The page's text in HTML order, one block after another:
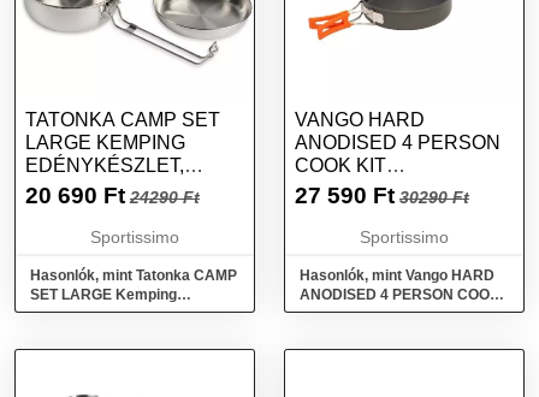
TATONKA CAMP SET
LARGE KEMPING
EDÉNYKÉSZLET,
EZÜST, MÉRET
20 690 Ft 24290 Ft
Sportissimo
Hasonlók, mint Tatonka CAMP
SET LARGE Kemping
edénykészlet, ezüst, méret
VANGO HARD
ANODISED 4 PERSON
COOK KIT
EDÉNYKÉSZLET,
MÉRET
27 590 Ft 30290 Ft
Sportissimo
Hasonlók, mint Vango HARD
ANODISED 4 PERSON COOK
KIT Edénykészlet,